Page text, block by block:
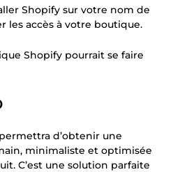
Shopify sur votre nom de
les accès à votre boutique.
Shopify pourrait se faire
d’obtenir une
minimaliste et optimisée
C’est une solution parfaite